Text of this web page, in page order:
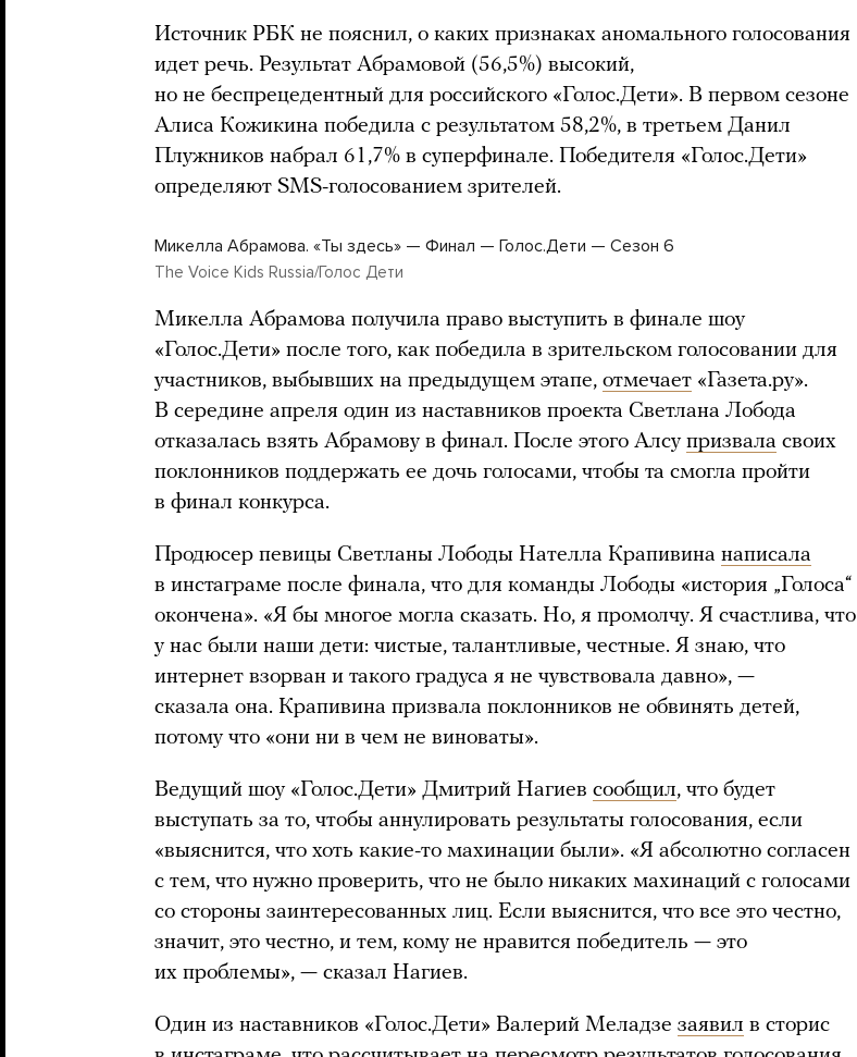
Источник РБК не пояснил, о каких признаках аномального голосования
идет речь. Результат Абрамовой (56,5%) высокий,
но не беспрецедентный для российского «Голос.Дети». В первом сезоне
Алиса Кожикина победила с результатом 58,2%, в третьем Данил
Плужников набрал 61,7% в суперфинале. Победителя «Голос.Дети»
определяют SMS-голосованием зрителей.
Микелла Абрамова. «Ты здесь» — Финал — Голос.Дети — Сезон 6
The Voice Kids Russia/Голос Дети
Микелла Абрамова получила право выступить в финале шоу
«Голос.Дети» после того, как победила в зрительском голосовании для
участников, выбывших на предыдущем этапе, отмечает «Газета.ру».
В середине апреля один из наставников проекта Светлана Лобода
отказалась взять Абрамову в финал. После этого Алсу призвала своих
поклонников поддержать ее дочь голосами, чтобы та смогла пройти
в финал конкурса.
Продюсер певицы Светланы Лободы Нателла Крапивина написала
в инстаграме после финала, что для команды Лободы «история „Голоса“
окончена». «Я бы многое могла сказать. Но, я промолчу. Я счастлива, что
у нас были наши дети: чистые, талантливые, честные. Я знаю, что
интернет взорван и такого градуса я не чувствовала давно», —
сказала она. Крапивина призвала поклонников не обвинять детей,
потому что «они ни в чем не виноваты».
Ведущий шоу «Голос.Дети» Дмитрий Нагиев сообщил, что будет
выступать за то, чтобы аннулировать результаты голосования, если
«выяснится, что хоть какие-то махинации были». «Я абсолютно согласен
с тем, что нужно проверить, что не было никаких махинаций с голосами
со стороны заинтересованных лиц. Если выяснится, что все это честно,
значит, это честно, и тем, кому не нравится победитель — это
их проблемы», — сказал Нагиев.
Один из наставников «Голос.Дети» Валерий Меладзе заявил в сторис